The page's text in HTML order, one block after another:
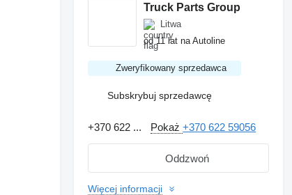
Truck Parts Group
Litwa
od 11 lat na Autoline
Zweryfikowany sprzedawca
Subskrybuj sprzedawcę
+370 622 ... Pokaż+370 622 59056
Oddzwoń
Więcej informacji